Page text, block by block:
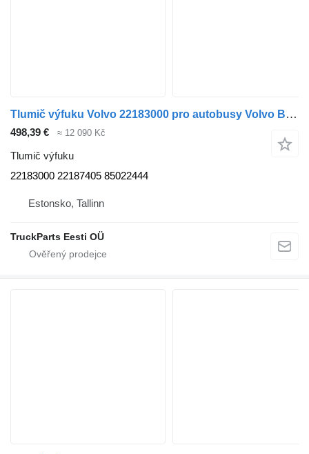
Tlumič výfuku Volvo 22183000 pro autobusy Volvo B5LH, B0E (2008-)
498,39 € ≈ 12 090 Kč
Tlumič výfuku
22183000 22187405 85022444
Estonsko, Tallinn
TruckParts Eesti OÜ